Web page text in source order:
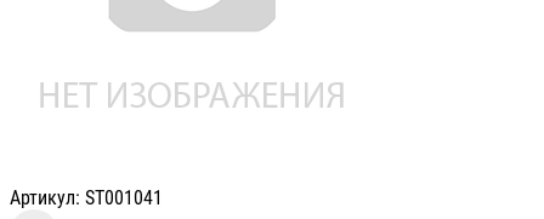
Артикул: ST001041